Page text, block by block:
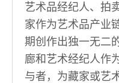
艺术品经纪人、拍
家作为艺术品产业
期创作出独一无二
廊和艺术经纪人作
与者，为藏家或艺